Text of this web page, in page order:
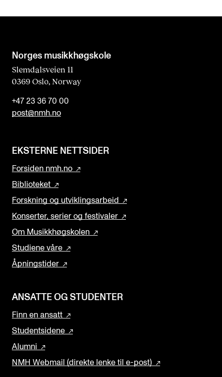
Norges musikk­høgskole
Slemdalsveien 11
0369 Oslo, Norway
+47 23 36 70 00
post@nmh.no
EKSTERNE NETTSIDER
Forsiden nmh.no
Biblioteket
Forskning og utviklingsarbeid
Konserter, serier og festivaler
Om Musikkhøgskolen
Studiene våre
Åpningstider
ANSATTE OG STUDENTER
Finn en ansatt
Studentsidene
Alumni
NMH Webmail (direkte lenke til e-post)